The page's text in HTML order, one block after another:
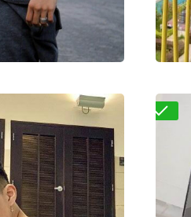
Фонвизинская
Проверено